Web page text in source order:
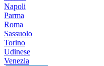
Napoli
Parma
Roma
Sassuolo
Torino
Udinese
Venezia